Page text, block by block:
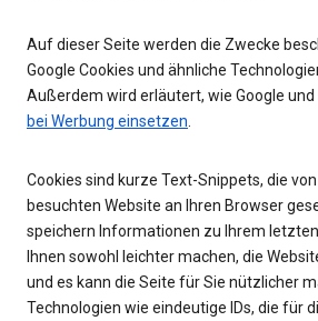
Auf dieser Seite werden die Zwecke
Google Cookies und ähnliche
Außerdem wird erläutert, wie Google
bei Werbung einsetzen.
Cookies sind kurze Text-Snippets, die
besuchten Website an Ihren Browser
speichern Informationen zu Ihrem letzten
Ihnen sowohl leichter machen, die
und es kann die Seite für Sie nützlicher
Technologien wie eindeutige IDs, die für